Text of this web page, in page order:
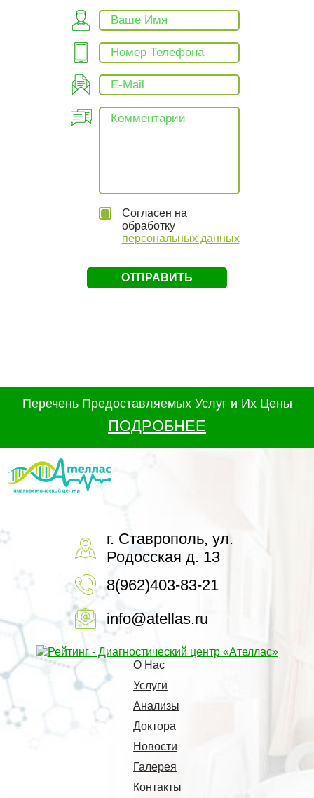
Согласен на
обработку
персональных данных
Перечень Предоставляемых Услуг и Их Цены
ПОДРОБНЕЕ
г. Ставрополь, ул.
Родосская д. 13
8(962)403-83-21
info@atellas.ru
О Нас
Услуги
Анализы
Доктора
Новости
Галерея
Контакты